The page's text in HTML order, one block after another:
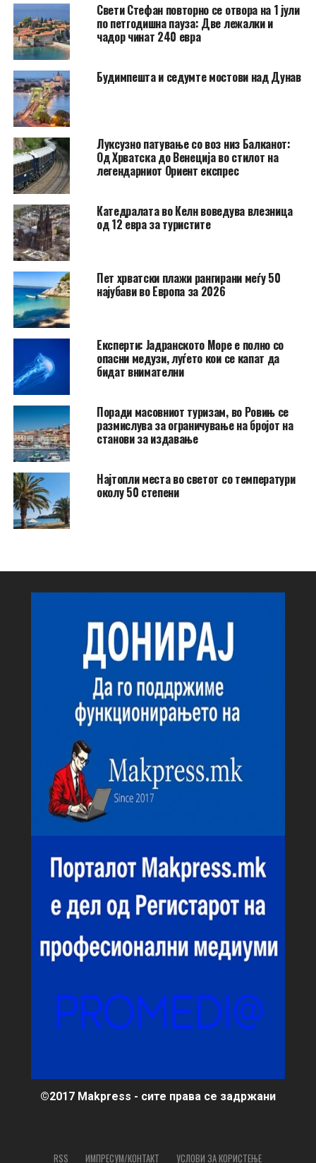
Свети Стефан повторно се отвора на 1 јули
по петгодишна пауза: Две лежалки и
чадор чинат 240 евра
Будимпешта и седумте мостови над Дунав
Луксузно патување со воз низ Балканот:
Од Хрватска до Венеција во стилот на
легендарниот Ориент експрес
Катедралата во Келн воведува влезница
од 12 евра за туристите
Пет хрватски плажи рангирани меѓу 50
најубави во Европа за 2026
Експерти: Јадранското Море е полно со
опасни медузи, луѓето кои се капат да
бидат внимателни
Поради масовниот туризам, во Ровињ се
размислува за ограничување на бројот на
станови за издавање
Најтопли места во светот со температури
околу 50 степени
©2017 Makpress - сите права се задржани
RSS ИМПРЕСУМ/КОНТАКТ УСЛОВИ ЗА КОРИСТЕЊЕ